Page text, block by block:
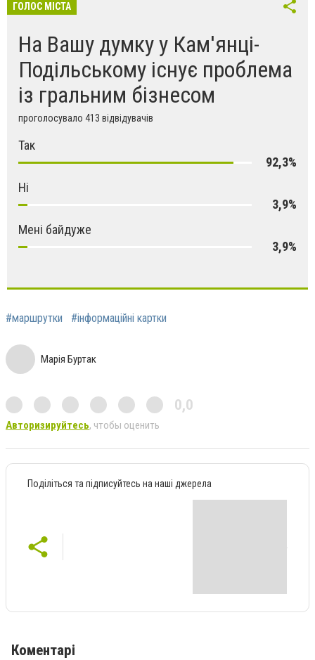
ГОЛОС МІСТА
На Вашу думку у Кам'янці-
Подільському існує проблема
із гральним бізнесом
проголосувало 413 відвідувачів
Так
92,3%
Ні
3,9%
Мені байдуже
3,9%
#маршрутки #інформаційні картки
Марія Буртак
0,0
Авторизируйтесь, чтобы оценить
Поділіться та підписуйтесь на наші джерела
Коментарі